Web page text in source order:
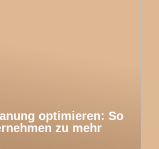
optimieren: So
zu mehr